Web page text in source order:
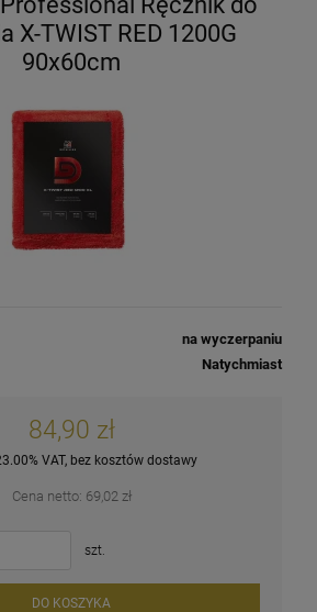
X-TWIST RED 1200G
90x60cm
na wyczerpaniu
Natychmiast
84,90 zł
VAT, bez kosztów dostawy
Cena netto: 69,02 zł
szt.
DO KOSZYKA